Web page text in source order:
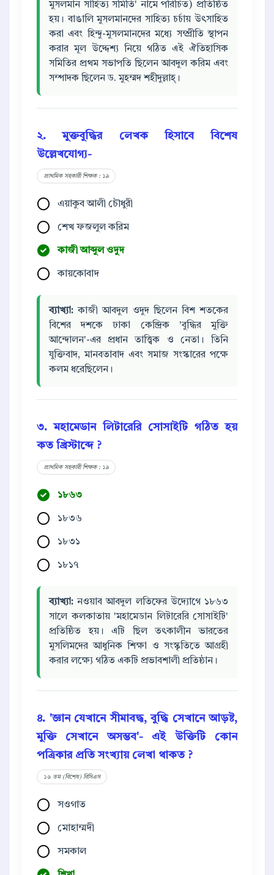
মুসলমান সাহিত্য সমিতি' নামে পরিচিত) প্রতিষ্ঠিত
হয়। বাঙালি মুসলমানদের সাহিত্য চর্চায় উৎসাহিত
করা এবং হিন্দু-মুসলমানদের মধ্যে সম্প্রীতি স্থাপন
করার মূল উদ্দেশ্য নিয়ে গঠিত এই ঐতিহাসিক
সমিতির প্রথম সভাপতি ছিলেন আবদুল করিম এবং
সম্পাদক ছিলেন ড. মুহম্মদ শহীদুল্লাহ্।
২. মুক্তবুদ্ধির লেখক হিসাবে বিশেষ
উল্লেখযোগ্য-
প্রাথমিক সহকারী শিক্ষক : ১৯
এয়াকুব আলী চৌধুরী
শেখ ফজলুল করিম
কাজী আব্দুল ওদুদ
কায়কোবাদ
ব্যাখ্যা: কাজী আবদুল ওদুদ ছিলেন বিশ শতকের
বিশের দশকে ঢাকা কেন্দ্রিক 'বুদ্ধির মুক্তি
আন্দোলন'-এর প্রধান তাত্ত্বিক ও নেতা। তিনি
যুক্তিবাদ, মানবতাবাদ এবং সমাজ সংস্কারের পক্ষে
কলম ধরেছিলেন।
৩. মহামেডান লিটারেরি সোসাইটি গঠিত হয়
কত খ্রিস্টাব্দে ?
প্রাথমিক সহকারী শিক্ষক : ১৯
১৮৬৩
১৮৩৬
১৮৩১
১৮১৭
ব্যাখ্যা: নওয়াব আবদুল লতিফের উদ্যোগে ১৮৬৩
সালে কলকাতায় 'মহামেডান লিটারেরি সোসাইটি'
প্রতিষ্ঠিত হয়। এটি ছিল তৎকালীন ভারতের
মুসলিমদের আধুনিক শিক্ষা ও সংস্কৃতিতে আগ্রহী
করার লক্ষ্যে গঠিত একটি প্রভাবশালী প্রতিষ্ঠান।
৪. 'জ্ঞান যেখানে সীমাবদ্ধ, বুদ্ধি সেখানে আড়ষ্ট,
মুক্তি সেখানে অসম্ভব'- এই উক্তিটি কোন
পত্রিকার প্রতি সংখ্যায় লেখা থাকত ?
১৬ তম (বিশেষ) বিসিএস
সওগাত
মোহাম্মদী
সমকাল